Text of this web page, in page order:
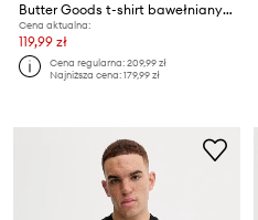
Butter Goods t-shirt bawełniany Bomb Tee
Cena aktualna:
119,99 zł
Cena regularna:209,99 zł
Najniższa cena:179,99 zł